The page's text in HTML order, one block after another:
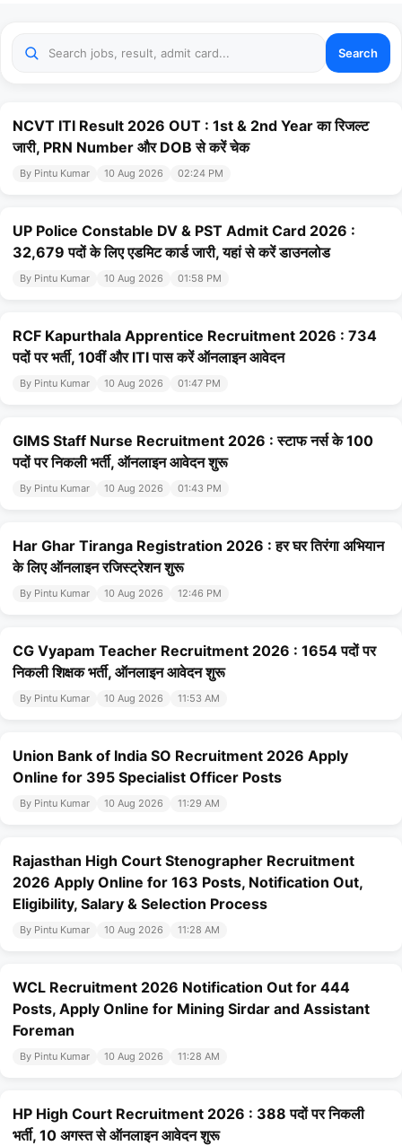
Search
NCVT ITI Result 2026 OUT : 1st & 2nd Year का रिजल्ट
जारी, PRN Number और DOB से करें चेक
By Pintu Kumar 10 Aug 2026 02:24 PM
UP Police Constable DV & PST Admit Card 2026 :
32,679 पदों के लिए एडमिट कार्ड जारी, यहां से करें डाउनलोड
By Pintu Kumar 10 Aug 2026 01:58 PM
RCF Kapurthala Apprentice Recruitment 2026 : 734
पदों पर भर्ती, 10वीं और ITI पास करें ऑनलाइन आवेदन
By Pintu Kumar 10 Aug 2026 01:47 PM
GIMS Staff Nurse Recruitment 2026 : स्टाफ नर्स के 100
पदों पर निकली भर्ती, ऑनलाइन आवेदन शुरू
By Pintu Kumar 10 Aug 2026 01:43 PM
Har Ghar Tiranga Registration 2026 : हर घर तिरंगा अभियान
के लिए ऑनलाइन रजिस्ट्रेशन शुरू
By Pintu Kumar 10 Aug 2026 12:46 PM
CG Vyapam Teacher Recruitment 2026 : 1654 पदों पर
निकली शिक्षक भर्ती, ऑनलाइन आवेदन शुरू
By Pintu Kumar 10 Aug 2026 11:53 AM
Union Bank of India SO Recruitment 2026 Apply
Online for 395 Specialist Officer Posts
By Pintu Kumar 10 Aug 2026 11:29 AM
Rajasthan High Court Stenographer Recruitment
2026 Apply Online for 163 Posts, Notification Out,
Eligibility, Salary & Selection Process
By Pintu Kumar 10 Aug 2026 11:28 AM
WCL Recruitment 2026 Notification Out for 444
Posts, Apply Online for Mining Sirdar and Assistant
Foreman
By Pintu Kumar 10 Aug 2026 11:28 AM
HP High Court Recruitment 2026 : 388 पदों पर निकली
भर्ती, 10 अगस्त से ऑनलाइन आवेदन शुरू